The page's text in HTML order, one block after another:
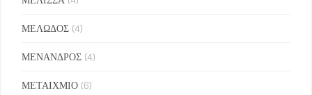
ΜΕΛΩΔΟΣ (4)
ΜΕΝΑΝΔΡΟΣ (4)
ΜΕΤΑΙΧΜΙΟ (6)